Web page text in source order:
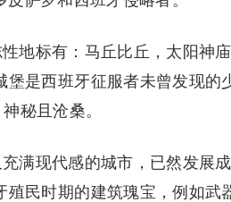
性地标有：马丘比丘，太阳
是西班牙征服者未曾发现的
秘且沧桑。
满现代感的城市，已然发展
殖民时期的建筑瑰宝，例如